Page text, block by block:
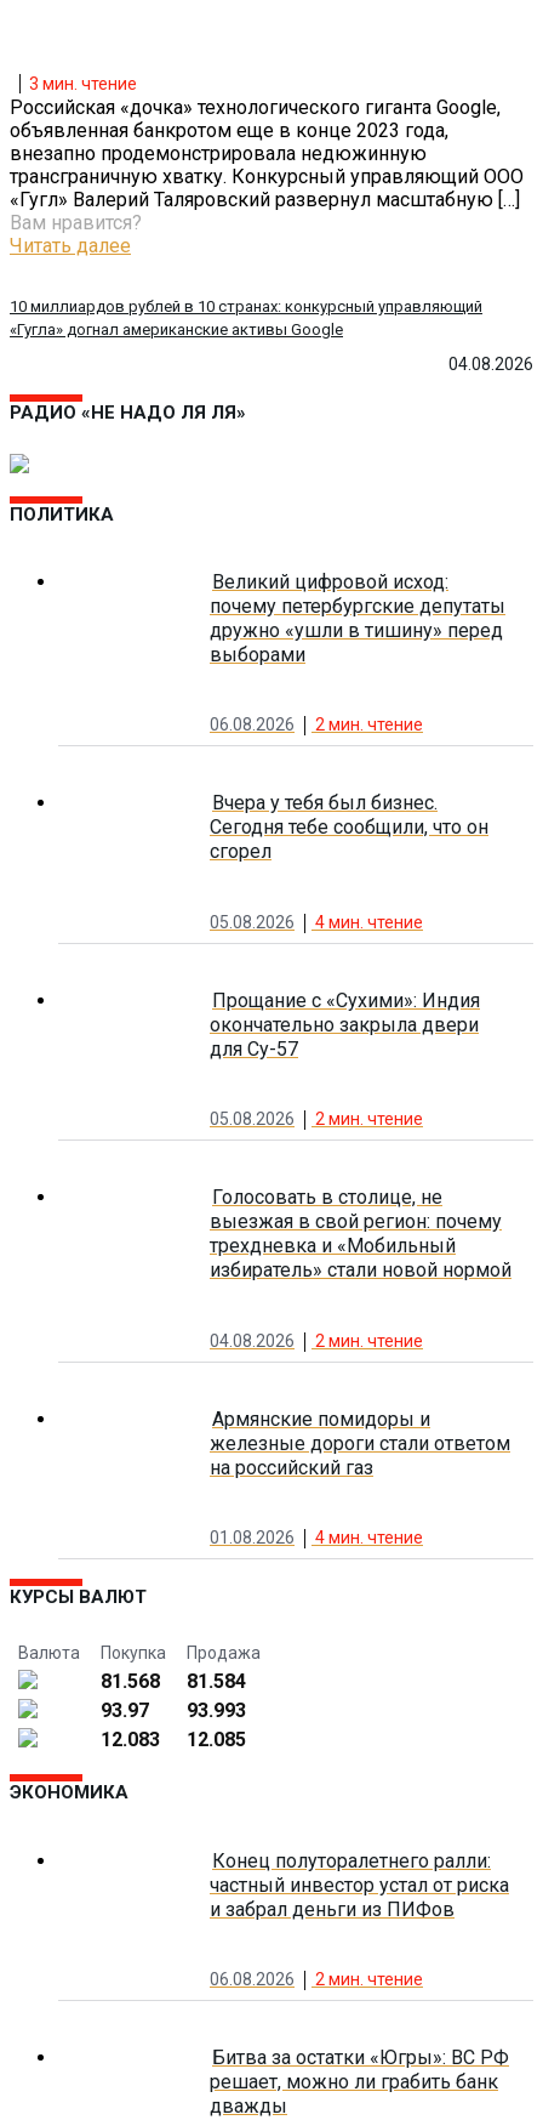
04.08.2026
10 миллиардов рублей в 10 странах: конкурсный управляющий
«Гугла» догнал американские активы Google
3 мин. чтение
Российская «дочка» технологического гиганта Google,
объявленная банкротом еще в конце 2023 года,
внезапно продемонстрировала недюжинную
трансграничную хватку. Конкурсный управляющий ООО
«Гугл» Валерий Таляровский развернул масштабную […]
Вам нравится?
Читать далее
РАДИО «НЕ НАДО ЛЯ ЛЯ»
ПОЛИТИКА
Великий цифровой исход:
почему петербургские депутаты
дружно «ушли в тишину» перед
выборами
06.08.2026 2 мин. чтение
Вчера у тебя был бизнес.
Сегодня тебе сообщили, что он
сгорел
05.08.2026 4мин. чтение
Прощание с «Сухими»: Индия
окончательно закрыла двери
для Су-57
05.08.2026 2 мин. чтение
Голосовать в столице, не
выезжая в свой регион: почему
трехдневка и «Мобильный
избиратель» стали новой нормой
04.08.2026 2 мин. чтение
Армянские помидоры и
железные дороги стали ответом
на российский газ
01.08.2026 4мин. чтение
КУРСЫ ВАЛЮТ
Валюта Покупка Продажа
81.568
81.584
93.97
93.993
12.083
12.085
ЭКОНОМИКА
Конец полуторалетнего ралли:
частный инвестор устал от риска
и забрал деньги из ПИФов
06.08.2026 2 мин. чтение
Битва за остатки «Югры»: ВС РФ
решает, можно ли грабить банк
дважды